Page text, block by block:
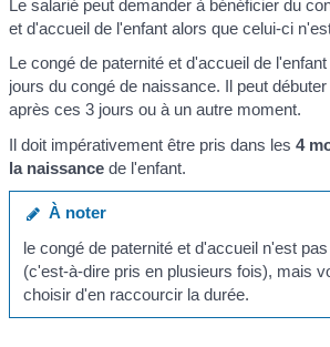
Le salarié peut demander à bénéficier du
et d'accueil de l'enfant alors que celui-ci
Le congé de paternité et d'accueil de
jours du congé de naissance. Il peut
après ces 3 jours ou à un autre moment.
Il doit impérativement être pris dans les4
la naissance de l'enfant.
À noter
le congé de paternité et d'accueil n'est
(c'est-à-dire pris en plusieurs fois), mais
choisir d'en raccourcir la durée.